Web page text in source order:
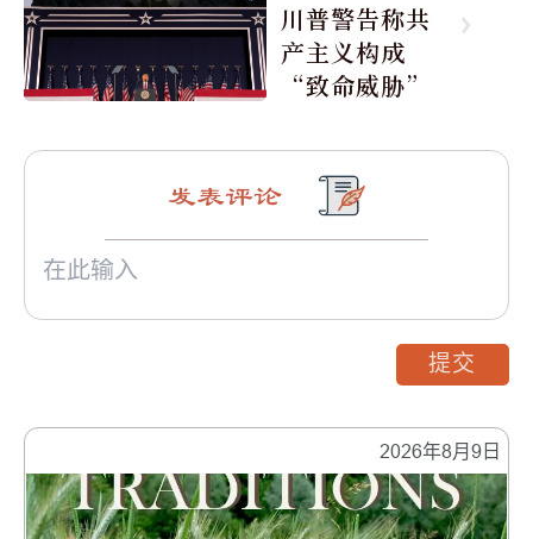
川普警告称共
产主义构成
“致命威胁”
2026年8月9日
发表评论
提交